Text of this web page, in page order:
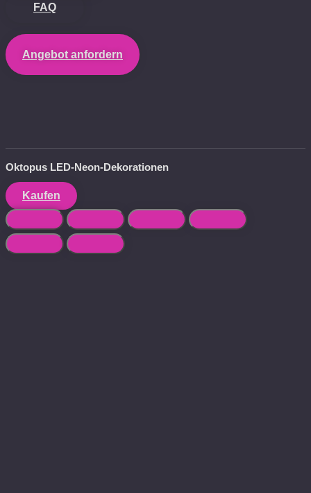
FAQ
Angebot anfordern
Oktopus LED-Neon-Dekorationen
Kaufen